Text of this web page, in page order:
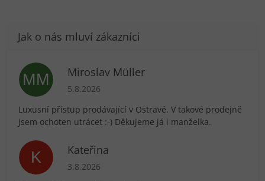
MM Miroslav Müller
Hodnocení obchodu je 5 z 5 hvězdiček.
5.8.2026
Luxusní přístup prodávající v Ostravě. V takové prodejně
jsem ochoten utrácet :-) Děkujeme já i manželka.
K Kateřina
Hodnocení obchodu je 5 z 5 hvězdiček.
3.8.2026